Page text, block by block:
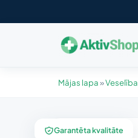
Mājas lapa»Veselība
Garantēta kvalitāte